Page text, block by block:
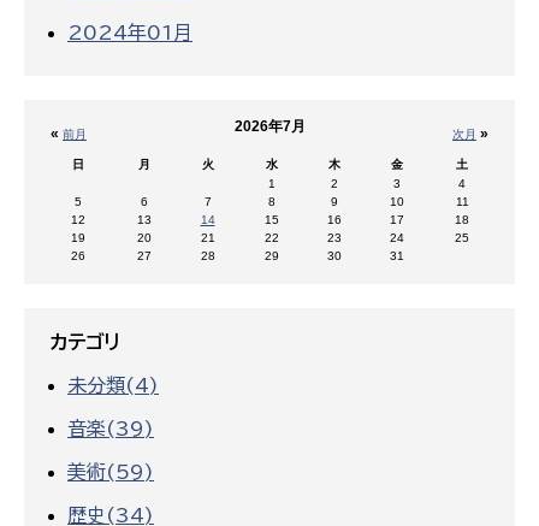
2024年01月
« 前月 次月 »
2026年7月
日 月 火 水 木 金
土
1
2 3
4
5
6 7 8 9 10
11
12
13 14 15 16 17
18
19
20 21 22 23 24
25
26
27 28 29 30 31
カテゴリ
未分類(4)
音楽(39)
美術(59)
歴史(34)